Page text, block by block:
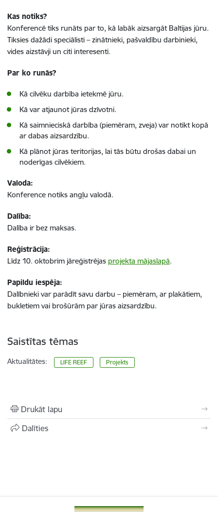
Kas notiks?
Konferencē tiks runāts par to, kā labāk aizsargāt Baltijas jūru.
Tiksies dažādi speciālisti – zinātnieki, pašvaldību darbinieki,
vides aizstāvji un citi interesenti.
Par ko runās?
Kā cilvēku darbība ietekmē jūru.
Kā var atjaunot jūras dzīvotni.
Kā saimnieciskā darbība (piemēram, zveja) var notikt kopā
ar dabas aizsardzību.
Kā plānot jūras teritorijas, lai tās būtu drošas dabai un
noderīgas cilvēkiem.
Valoda:
Konference notiks angļu valodā.
Dalība:
Dalība ir bez maksas.
Reģistrācija:
Līdz 10. oktobrim jāreģistrējas projekta mājaslapā.
Papildu iespēja:
Dalībnieki var parādīt savu darbu – piemēram, ar plakātiem,
bukletiem vai brošūrām par jūras aizsardzību.
Saistītas tēmas
Aktualitātes: LIFE REEF Projekts
Drukāt lapu
Dalīties